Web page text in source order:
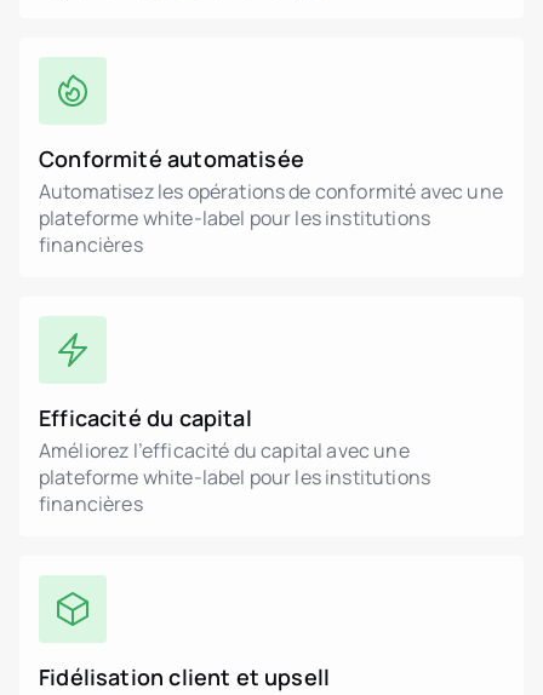
Conformité automatisée
Automatisez les opérations de conformité avec une
plateforme white-label pour les institutions
financières
Efficacité du capital
Améliorez l’efficacité du capital avec une
plateforme white-label pour les institutions
financières
Fidélisation client et upsell